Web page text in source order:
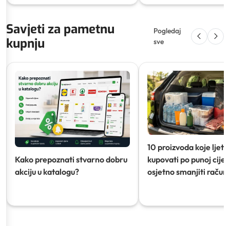
Savjeti za pametnu
kupnju
Pogledaj
sve
Kako prepoznati stvarno dobru
akciju u katalogu?
10 proizvoda koje ljeti
kupovati po punoj
osjetno smanjiti račun)